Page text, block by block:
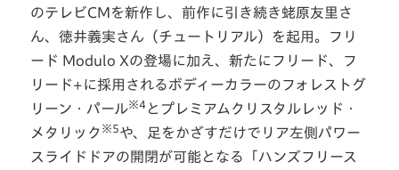
のテレビCMを新作し、前作に引き続き蛯原友里さ
ん、徳井義実さん（チュートリアル）を起用。フリ
ード Modulo Xの登場に加え、新たにフリード、フ
リード+に採用されるボディーカラーのフォレストグ
リーン・パール※4 とプレミアムクリスタルレッド・
メタリック ※5や、足をかざすだけでリア左側パワー
スライドドアの開閉が可能となる「ハンズフリース